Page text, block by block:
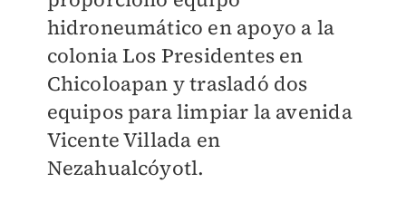
hidroneumático en apoyo a la
colonia Los Presidentes en
Chicoloapan y trasladó dos
equipos para limpiar la avenida
Vicente Villada en
Nezahualcóyotl.